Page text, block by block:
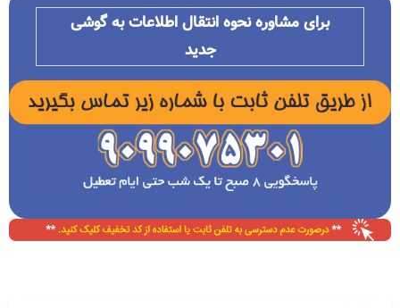
برای مشاوره نحوه انتقال اطلاعات به گوشی
جدید